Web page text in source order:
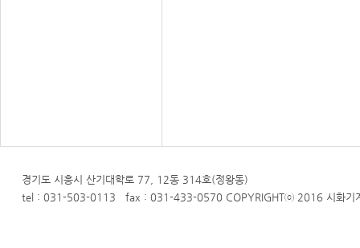
경기도 시흥시 산기대학로 77, 12동 314호(정왕동)
tel : 031-503-0113 fax : 031-433-0570 COPYRIGHTⓒ 2016 시화기계